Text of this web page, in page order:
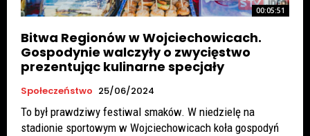
00:05:51
Bitwa Regionów w Wojciechowicach.
Gospodynie walczyły o zwycięstwo
prezentując kulinarne specjały
Społeczeństwo 25/06/2024
To był prawdziwy festiwal smaków. W niedzielę na
stadionie sportowym w Wojciechowicach koła gospodyń